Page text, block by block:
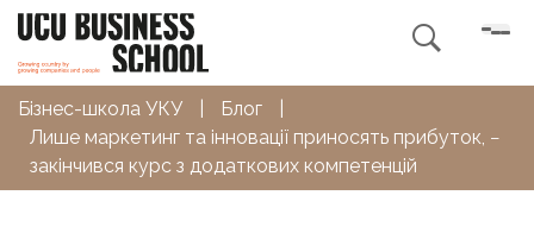

Бізнес-школа УКУ Блог
Лише маркетинг та інновації приносять прибуток, −
закінчився курс з додаткових компетенцій